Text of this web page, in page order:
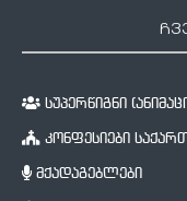
სუპერწიგნი
კონფესიები
მქადაგებლები